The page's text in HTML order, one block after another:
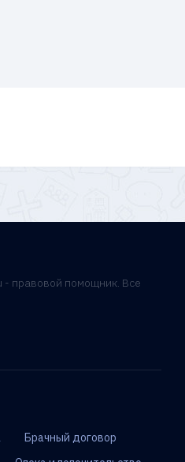
- правовой помощник. Все
Брачный договор